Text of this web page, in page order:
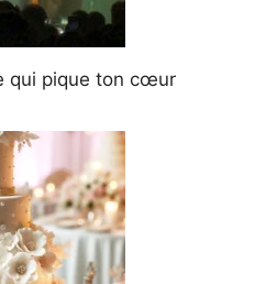
qui pique ton cœur